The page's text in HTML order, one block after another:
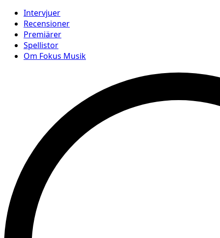
Intervjuer
Recensioner
Premiärer
Spellistor
Om Fokus Musik